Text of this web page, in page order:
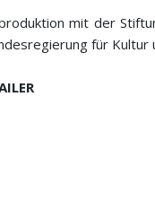
mit der
für Kultur